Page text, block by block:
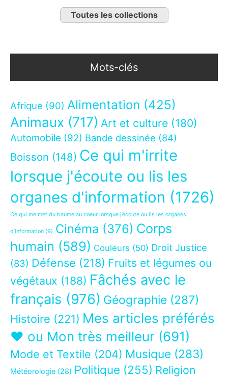
Toutes les collections
Mots-clés
Afrique (90) Alimentation (425)
Animaux (717) Art et culture (180)
Automobile (92) Bande dessinée (84)
Boisson (148) Ce qui m'irrite
lorsque j'écoute ou lis les
organes d'information (1726)
Ce qui me met du baume au coeur lorsque j’écoute ou lis les organes
d’information (9) Cinéma (376) Corps
humain (589) Couleurs (50) Droit Justice
(83) Défense (218) Fruits et légumes ou
végétaux (188) Fâchés avec le
français (976) Géographie (287)
Histoire (221) Mes articles préférés
❤ ou Mon très meilleur (691)
Mode et Textile (204) Musique (283)
Météorologie (28) Politique (255) Religion